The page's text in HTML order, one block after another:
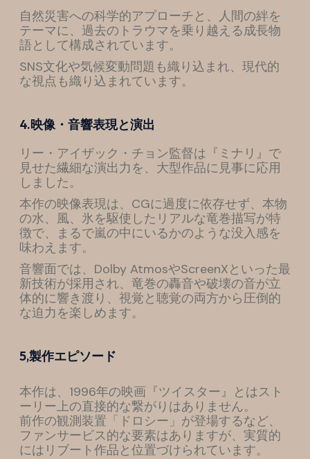
自然災害への科学的アプローチと、人間の絆を
テーマに、過去のトラウマを乗り越える成長物
語として構成されています。
SNS文化や気候変動問題も織り込まれ、現代的
な視点も織り込まれています。
4.映像・音響表現と演出
リー・アイザック・チョン監督は『ミナリ』で
見せた繊細な演出力を、大型作品に見事に応用
しました。
本作の映像表現は、CGに過度に依存せず、本物
の水、風、氷を駆使したリアルな竜巻描写が特
徴で、まるで嵐の中にいるかのような没入感を
味わえます。
音響面では、Dolby AtmosやScreenXといった最
新技術が採用され、竜巻の轟音や破壊の音が立
体的に響き渡り、視覚と聴覚の両方から圧倒的
な迫力を楽しめます。
5,製作エピソード
本作は、1996年の映画『ツイスター』とはスト
ーリー上の直接的な繋がりはありません。
前作の観測装置「ドロシー」が登場するなど、
ファンサービス的な要素はありますが、実質的
にはリブート作品と位置づけられています。